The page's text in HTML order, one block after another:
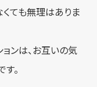
ても無理はありま
ンは、お互いの気
。